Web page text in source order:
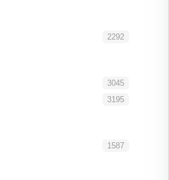
2292
3045
3195
1587